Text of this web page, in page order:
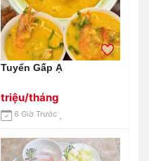
Tuyển Gấp Ạ
triệu/tháng
6 Giờ Trước